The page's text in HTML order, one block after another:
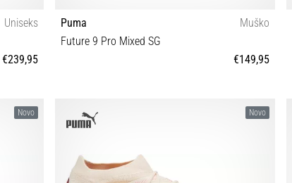
Uniseks
€239,95
46 46½
Puma
Muško
Future 9 Pro Mixed SG
€149,95
40 40½ 41 42 42½ 43 44 44½ 45 47
Novo Novo